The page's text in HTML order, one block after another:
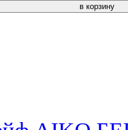
в корзину